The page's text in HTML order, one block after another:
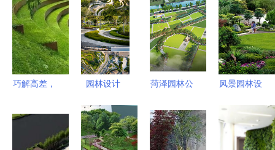
巧解高差，
景观快题设
计中的高差
园林设计
的诗意交响
菏泽园林公
运，打造诗
意栖居的园
风景园林设
问题及自然
景观特征展